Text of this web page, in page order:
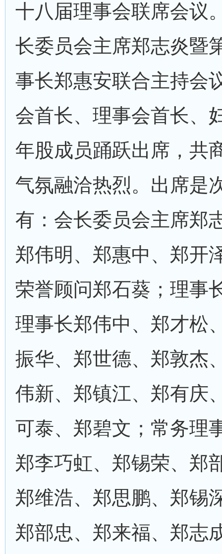
十八届理事会联席会议
长委员会主席郑志炎暨
事长郑惠安联合主持会
会首长、理事会首长、
年股成员踊跃出席，共
气氛融洽热烈。出席是
有：会长委员会主席郑
郑伟明、郑惠中、郑开
荣誉顾问郑石葵；理事
理事长郑伟中、郑才松
振华、郑世德、郑敦杰
伟新、郑镇江、郑有庆
可泰、郑碧文；常务理
郑李巧虹、郑锡荣、郑
郑维浩、郑思鹏、郑锡
郑部忠、郑来福、郑志